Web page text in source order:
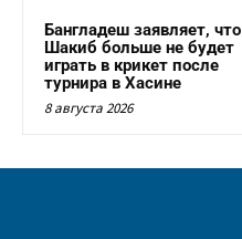
Бангладеш заявляет, что
Шакиб больше не будет
играть в крикет после
турнира в Хасине
8 августа 2026